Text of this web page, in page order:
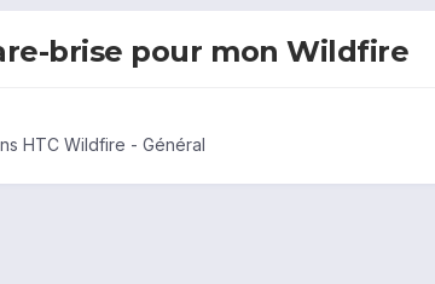
brise pour mon Wildfire
HTC Wildfire - Général